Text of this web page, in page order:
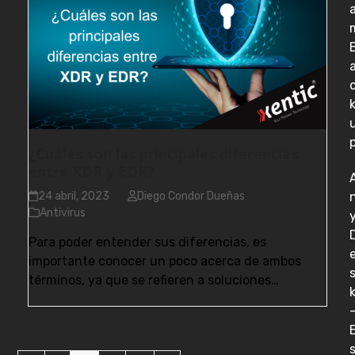
24 abril, 2023
Diego Condor Dueñas
Antivirus
Para poder entender sus diferencias, es
importante conocer un poco acerca de ambos
términos, ya que se refieren a soluciones…
k
s
k
s